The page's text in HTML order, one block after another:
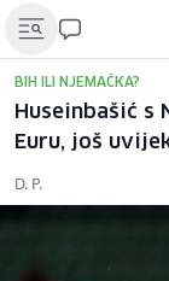
BIH ILI NJEMAČKA?
Huseinbašić
Euru, još
D. P.